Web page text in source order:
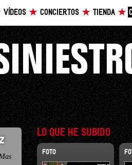
VÍDEOS CONCIERTOS TIENDA
LO QUE HE SUBIDO
FOTO